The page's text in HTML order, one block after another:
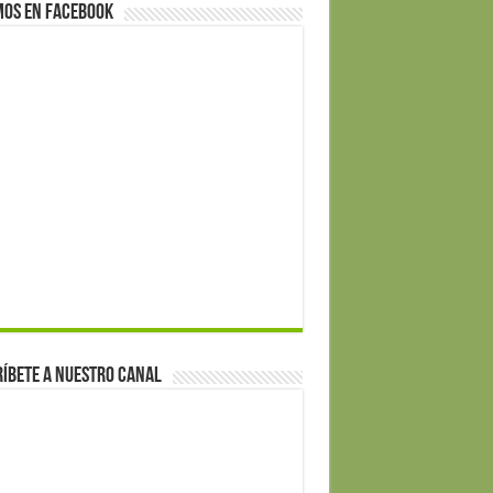
en Facebook
a nuestro canal